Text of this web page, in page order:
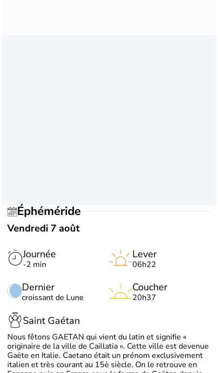
Éphéméride
Vendredi 7 août
Journée
-2 min
Dernier
croissant de Lune
Lever
06h22
Coucher
20h37
Saint Gaétan
Nous fêtons GAETAN qui vient du latin et signifie «
originaire de la ville de Caillatia ». Cette ville est devenue
Gaëte en Italie. Caetano était un prénom exclusivement
italien et très courant au 15è siècle. On le retrouve en